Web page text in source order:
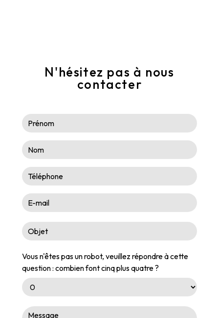
N'hésitez pas à nous
contacter
Vous n'êtes pas un robot, veuillez répondre à cette
question : combien font cinq plus quatre ?